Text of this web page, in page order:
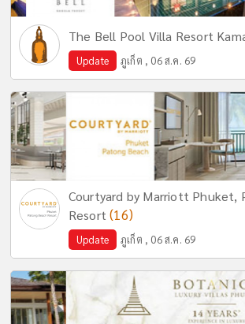
The Bell Pool Villa Resort
Update ภูเก็ต , 06 ส.ค. 69
Courtyard by Marriott Phuket,
Resort(16)
Update ภูเก็ต , 06 ส.ค. 69